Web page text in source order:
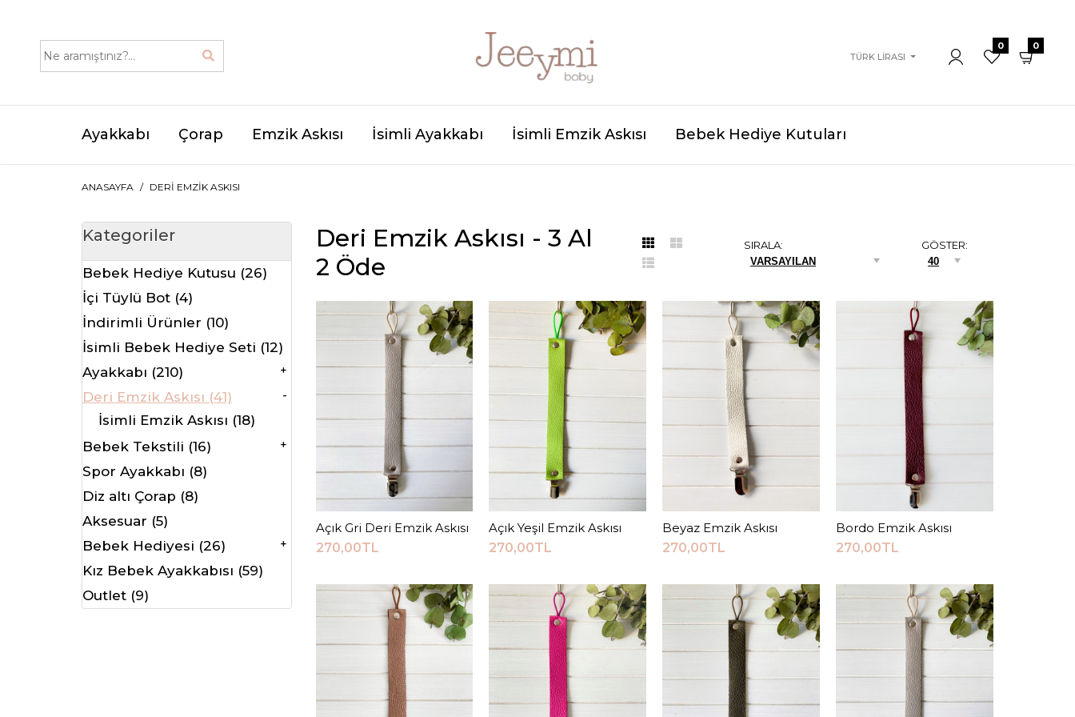
TÜRK LIRASI
0 0
Ayakkabı Çorap Emzik Askısı İsimli Ayakkabı İsimli Emzik Askısı Bebek Hediye Kutuları
ANASAYFA DERI EMZIK ASKISI
Kategoriler
Bebek Hediye Kutusu (26)
İçi Tüylü Bot (4)
İndirimli Ürünler (10)
İsimli Bebek Hediye Seti (12)
Ayakkabı (210)
+
Deri Emzik Askısı (41) -
İsimli Emzik Askısı (18)
Bebek Tekstili (16)
+
Spor Ayakkabı (8)
Diz altı Çorap (8)
Aksesuar (5)
Bebek Hediyesi (26)
+
Kız Bebek Ayakkabısı (59)
Outlet (9)
Deri Emzik Askısı - 3 Al
2 Öde
SIRALA: GÖSTER:
JEEYMI BABY
Açık Gri Deri Emzik Askısı
270,00TL
KARŞILAŞTIRMA LISTESINE EKLE
ALIŞVERIŞ LISTESINE EKLE
Sepete Ekle
Açık Gri Deri Emzik Askısı
270,00TL
Sepete Ekle
Açık Yeşil Emzik Askısı
270,00TL
Sepete Ekle
Beyaz Emzik Askısı
270,00TL
Sepete Ekle
Bordo Emzik Askısı
270,00TL